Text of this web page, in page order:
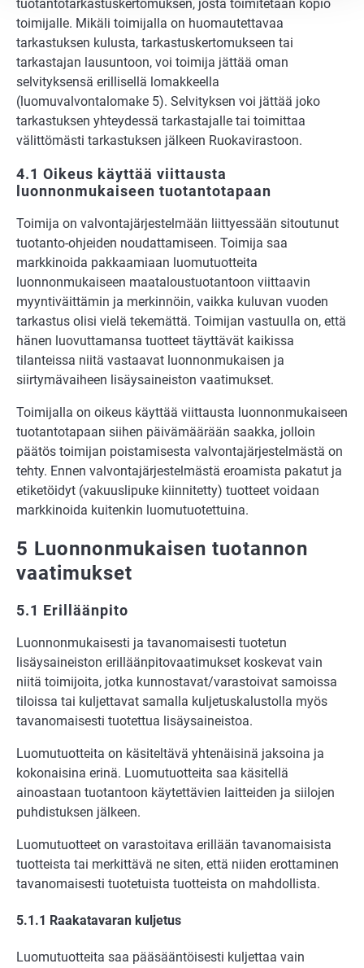
tuotantotarkastuskertomuksen, josta toimitetaan kopio
toimijalle. Mikäli toimijalla on huomautettavaa
tarkastuksen kulusta, tarkastuskertomukseen tai
tarkastajan lausuntoon, voi toimija jättää oman
selvityksensä erillisellä lomakkeella
(luomuvalvontalomake 5). Selvityksen voi jättää joko
tarkastuksen yhteydessä tarkastajalle tai toimittaa
välittömästi tarkastuksen jälkeen Ruokavirastoon.
4.1 Oikeus käyttää viittausta
luonnonmukaiseen tuotantotapaan
Toimija on valvontajärjestelmään liittyessään sitoutunut
tuotanto-ohjeiden noudattamiseen. Toimija saa
markkinoida pakkaamiaan luomutuotteita
luonnonmukaiseen maataloustuotantoon viittaavin
myyntiväittämin ja merkinnöin, vaikka kuluvan vuoden
tarkastus olisi vielä tekemättä. Toimijan vastuulla on, että
hänen luovuttamansa tuotteet täyttävät kaikissa
tilanteissa niitä vastaavat luonnonmukaisen ja
siirtymävaiheen lisäysaineiston vaatimukset.
Toimijalla on oikeus käyttää viittausta luonnonmukaiseen
tuotantotapaan siihen päivämäärään saakka, jolloin
päätös toimijan poistamisesta valvontajärjestelmästä on
tehty. Ennen valvontajärjestelmästä eroamista pakatut ja
etiketöidyt (vakuuslipuke kiinnitetty) tuotteet voidaan
markkinoida kuitenkin luomutuotettuina.
5 Luonnonmukaisen tuotannon
vaatimukset
5.1 Erilläänpito
Luonnonmukaisesti ja tavanomaisesti tuotetun
lisäysaineiston erilläänpitovaatimukset koskevat vain
niitä toimijoita, jotka kunnostavat/varastoivat samoissa
tiloissa tai kuljettavat samalla kuljetuskalustolla myös
tavanomaisesti tuotettua lisäysaineistoa.
Luomutuotteita on käsiteltävä yhtenäisinä jaksoina ja
kokonaisina erinä. Luomutuotteita saa käsitellä
ainoastaan tuotantoon käytettävien laitteiden ja siilojen
puhdistuksen jälkeen.
Luomutuotteet on varastoitava erillään tavanomaisista
tuotteista tai merkittävä ne siten, että niiden erottaminen
tavanomaisesti tuotetuista tuotteista on mahdollista.
5.1.1 Raakatavaran kuljetus
Luomutuotteita saa pääsääntöisesti kuljettaa vain